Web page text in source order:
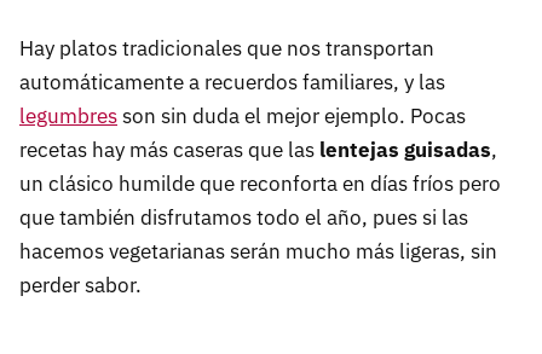
Hay platos tradicionales que nos transportan
automáticamente a recuerdos familiares, y las
legumbresson sin duda el mejor ejemplo. Pocas
recetas hay más caseras que las lentejas guisadas,
un clásico humilde que reconforta en días fríos pero
que también disfrutamos todo el año, pues si las
hacemos vegetarianas serán mucho más ligeras, sin
perder sabor.